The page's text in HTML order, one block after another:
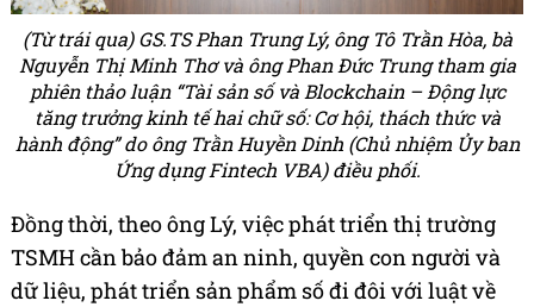
(Từ trái qua) GS.TS Phan Trung Lý, ông Tô Trần Hòa, bà
Nguyễn Thị Minh Thơ và ông Phan Đức Trung tham gia
phiên thảo luận “Tài sản số và Blockchain – Động lực
tăng trưởng kinh tế hai chữ số: Cơ hội, thách thức và
hành động” do ông Trần Huyền Dinh (Chủ nhiệm Ủy ban
Ứng dụng Fintech VBA) điều phối.
Đồng thời, theo ông Lý, việc phát triển thị trường
TSMH cần bảo đảm an ninh, quyền con người và
dữ liệu, phát triển sản phẩm số đi đôi với luật về